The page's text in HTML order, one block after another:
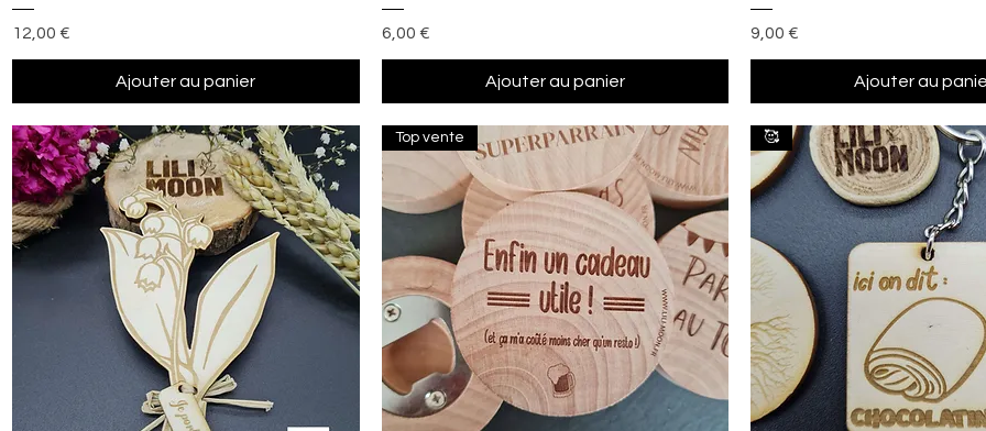
Prix
12,00 €
Ajouter au panier
Prix
6,00 €
Ajouter au panier
Prix
9,00 €
Ajouter au
Top vente 🥰